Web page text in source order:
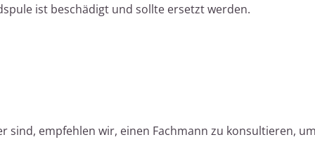
ist beschädigt und sollte ersetzt werden.
sind, empfehlen wir, einen Fachmann zu konsultieren,